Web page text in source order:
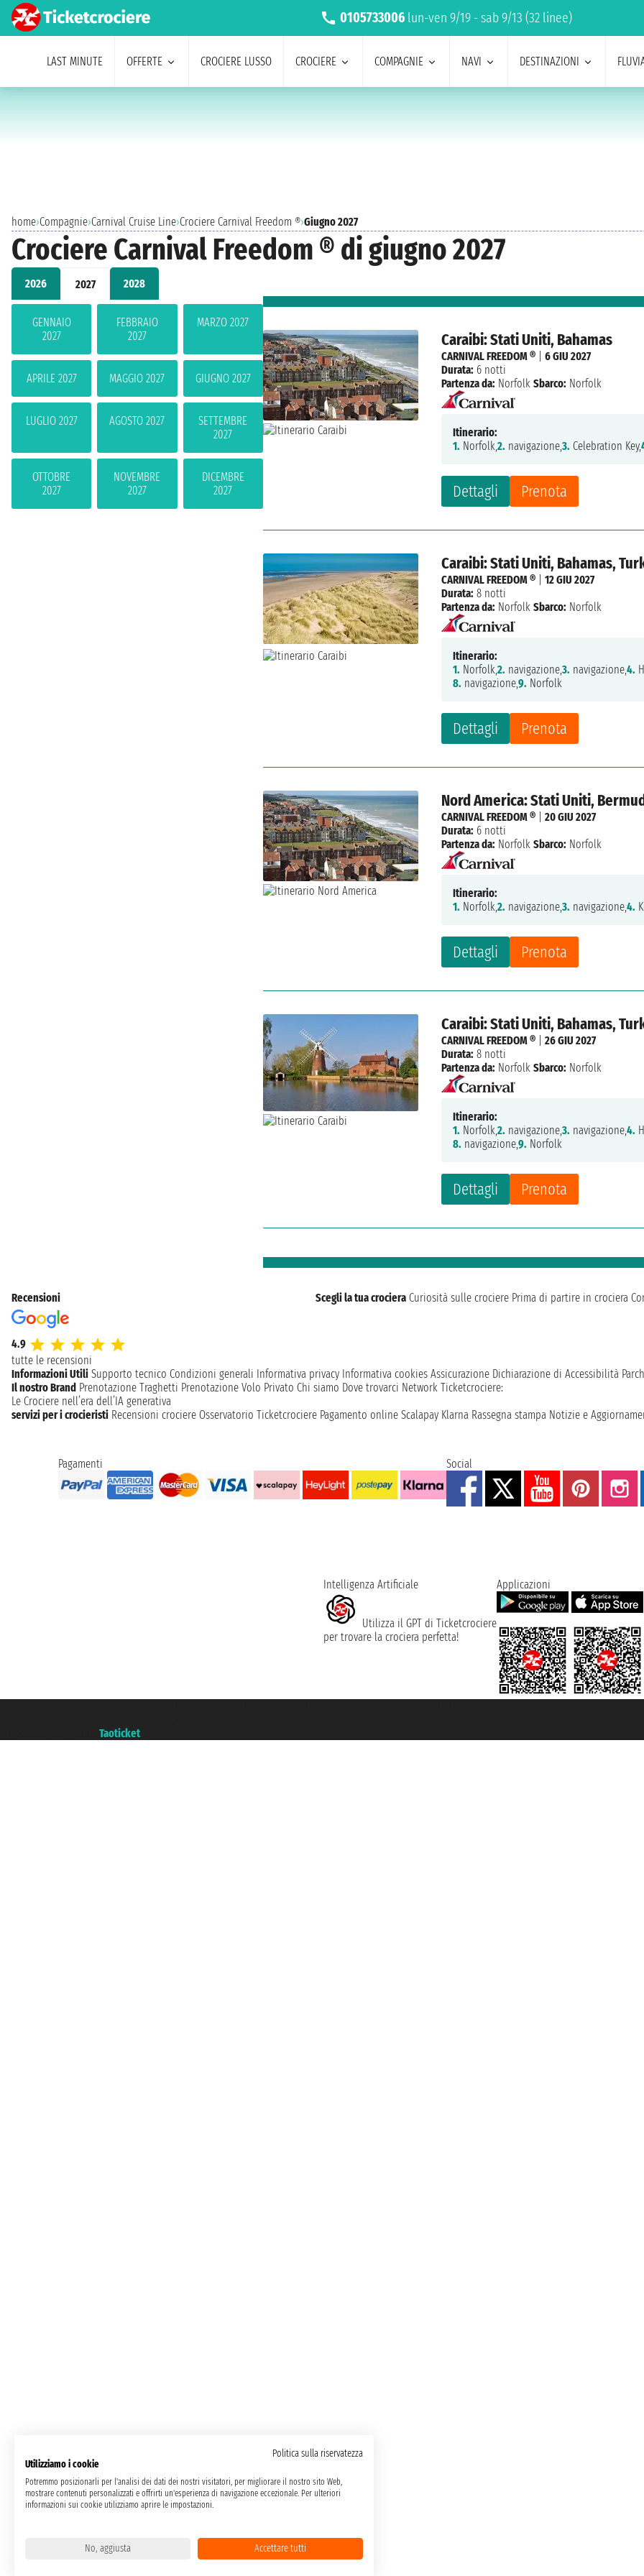
0105733006 lun-ven 9/19 - sab 9/13 (32 linee)
LAST MINUTE OFFERTE CROCIERE LUSSO CROCIERE COMPAGNIE NAVI DESTINAZIONI
home›Compagnie›Carnival Cruise Line›Crociere Carnival Freedom ®›Giugno 2027
Crociere Carnival Freedom ® di giugno 2027
2026 2027 2028
GENNAIO
2027
FEBBRAIO
2027
MARZO 2027
APRILE 2027 MAGGIO 2027 GIUGNO 2027
LUGLIO 2027 AGOSTO 2027
SETTEMBRE
2027
OTTOBRE
2027
NOVEMBRE
2027
DICEMBRE
2027
Caraibi: Stati Uniti, Bahamas
Dettagli Prenota
CARNIVAL FREEDOM ® |6 GIU 2027
Durata: 6 notti
Partenza da: Norfolk Sbarco: Norfolk
Itinerario:
1. Norfolk,2. navigazione,3. Celebration Key,
Caraibi: Stati Uniti, Bahamas,
Dettagli Prenota
CARNIVAL FREEDOM ® |12 GIU 2027
Durata: 8 notti
Partenza da: Norfolk Sbarco: Norfolk
Itinerario:
1. Norfolk,2. navigazione,3. navigazione,4.
8. navigazione,9. Norfolk
Nord America: Stati Uniti,
Dettagli Prenota
CARNIVAL FREEDOM ® |20 GIU 2027
Durata: 6 notti
Partenza da: Norfolk Sbarco: Norfolk
Itinerario:
1. Norfolk,2. navigazione,3. navigazione,4.
Caraibi: Stati Uniti, Bahamas,
Dettagli Prenota
CARNIVAL FREEDOM ® |26 GIU 2027
Durata: 8 notti
Partenza da: Norfolk Sbarco: Norfolk
Itinerario:
1. Norfolk,2. navigazione,3. navigazione,4.
8. navigazione,9. Norfolk
Recensioni
4.9
tutte le recensioni
Scegli la tua crociera Curiosità sulle crociere Prima di partire in crociera
Informazioni Utili Supporto tecnico Condizioni generali Informativa privacy Informativa cookies Assicurazione Dichiarazione di Accessibilità
Il nostro Brand Prenotazione Traghetti Prenotazione Volo Privato Chi siamo Dove trovarci Network Ticketcrociere:
Le Crociere nell’era dell’IA generativa
servizi per i crocieristi Recensioni crociere Osservatorio Ticketcrociere Pagamento online Scalapay Klarna Rassegna stampa Notizie e
Pagamenti Social
Intelligenza Artificiale
Utilizza il GPT di Ticketcrociere
per trovare la crociera perfetta!
Applicazioni
Taoticket
Politica sulla riservatezza
Utilizziamo i cookie
Potremmo posizionarli per l'analisi dei dati dei nostri visitatori, per migliorare il nostro sito Web,
mostrare contenuti personalizzati e offrirti un'esperienza di navigazione eccezionale. Per ulteriori
informazioni sui cookie utilizziamo aprire le impostazioni.
No, aggiusta Accettare tutti